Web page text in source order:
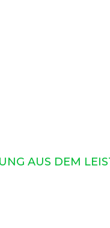
AUS DEM